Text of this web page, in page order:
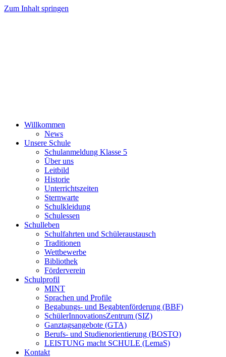
Zum Inhalt springen
Willkommen
News
Unsere Schule
Schulanmeldung Klasse 5
Über uns
Leitbild
Historie
Unterrichtszeiten
Sternwarte
Schulkleidung
Schulessen
Schulleben
Schulfahrten und Schüleraustausch
Traditionen
Wettbewerbe
Bibliothek
Förderverein
Schulprofil
MINT
Sprachen und Profile
Begabungs- und Begabtenförderung (BBF)
SchülerInnovationsZentrum (SIZ)​
Ganztagsangebote (GTA)
Berufs- und Studienorientierung (BOSTO)
LEISTUNG macht SCHULE (LemaS)
Kontakt